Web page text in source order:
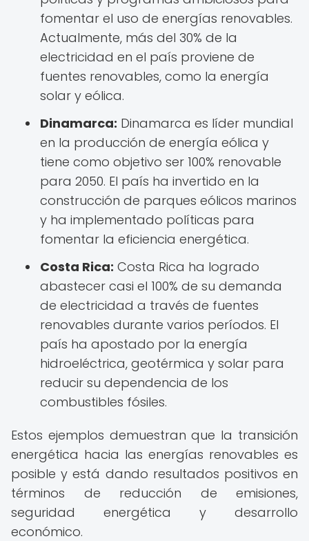
fomentar el uso de energías renovables.
Actualmente, más del 30% de la
electricidad en el país proviene de
fuentes renovables, como la energía
solar y eólica.
Dinamarca: Dinamarca es líder mundial
en la producción de energía eólica y
tiene como objetivo ser 100% renovable
para 2050. El país ha invertido en la
construcción de parques eólicos marinos
y ha implementado políticas para
fomentar la eficiencia energética.
Costa Rica: Costa Rica ha logrado
abastecer casi el 100% de su demanda
de electricidad a través de fuentes
renovables durante varios períodos. El
país ha apostado por la energía
hidroeléctrica, geotérmica y solar para
reducir su dependencia de los
combustibles fósiles.
Estos ejemplos demuestran que la transición
energética hacia las energías renovables es
posible y está dando resultados positivos en
términos de reducción de emisiones,
seguridad energética y desarrollo
económico.